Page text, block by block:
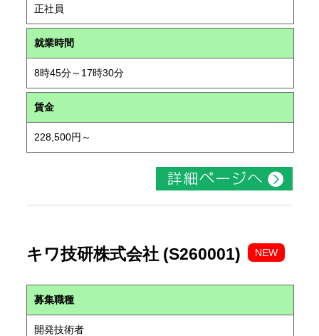
正社員
就業時間
8時45分～17時30分
賃金
228,500円～
キワ技研株式会社 (S260001) NEW
募集職種
開発技術者